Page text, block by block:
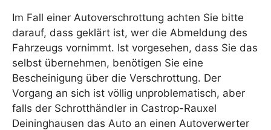
Im Fall einer Autoverschrottung achten Sie bitte
darauf, dass geklärt ist, wer die Abmeldung des
Fahrzeugs vornimmt. Ist vorgesehen, dass Sie das
selbst übernehmen, benötigen Sie eine
Bescheinigung über die Verschrottung. Der
Vorgang an sich ist völlig unproblematisch, aber
falls der Schrotthändler in Castrop-Rauxel
Deininghausen das Auto an einen Autoverwerter